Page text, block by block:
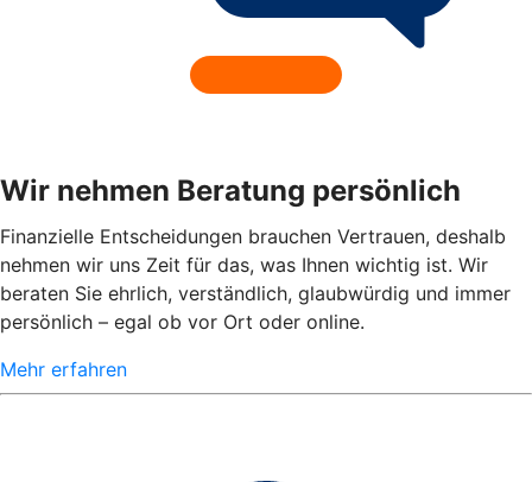
Wir nehmen Beratung persönlich
Finanzielle Entscheidungen brauchen Vertrauen, deshalb
nehmen wir uns Zeit für das, was Ihnen wichtig ist. Wir
beraten Sie ehrlich, verständlich, glaubwürdig und immer
persönlich – egal ob vor Ort oder online.
Mehr erfahren